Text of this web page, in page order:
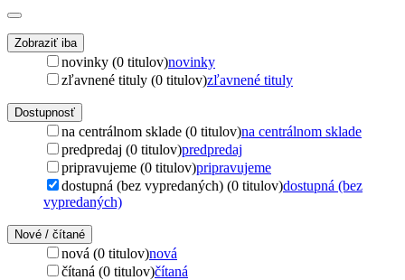
Zobraziť iba
novinky (0 titulov)novinky
zľavnené tituly (0 titulov)zľavnené tituly
Dostupnosť
na centrálnom sklade (0 titulov)na centrálnom sklade
predpredaj (0 titulov)predpredaj
pripravujeme (0 titulov)pripravujeme
dostupná (bez vypredaných) (0 titulov)dostupná (bez
vypredaných)
Nové / čítané
nová (0 titulov)nová
čítaná (0 titulov)čítaná